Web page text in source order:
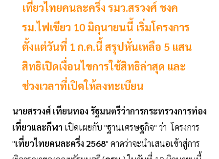
เที่ยวไทยคนละครึ่ง รมว.สรวงศ์ ชงค
รม.ไฟเขียว 10 มิถุนายนนี้ เริ่มโครงการ
ตั้งแต่วันที่ 1 ก.ค.นี้ สรุปหั่นเหลือ 5 แสน
สิทธิเปิดเงื่อนไขการใช้สิทธิล่าสุด และ
ช่วงเวลาที่เปิดให้ลงทะเบียน
นายสรวงศ์ เทียนทอง รัฐมนตรีว่าการกระทรวงการท่อง
เที่ยวและกีฬา เปิดเผยกับ "ฐานเศรษฐกิจ" ว่า โครงการ
"เที่ยวไทยคนละครึ่ง 2568" คาดว่าจะนำเสนอเข้าสู่การ